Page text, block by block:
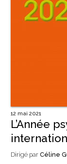
12 mai 2021
L’Année
Dirigé par Céline